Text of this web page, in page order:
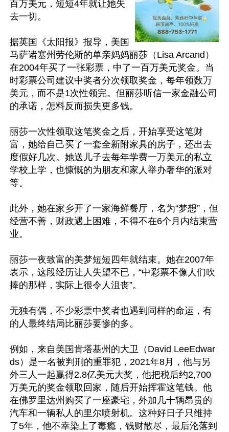
百万美元，短短4年就让她失
去一切。
据英国《太阳报》报导，美国
马萨诸塞州劳伦斯的单亲妈妈丽莎（Lisa Arcand）
在2004年买了一张彩票，中了一百万美元奖金。当
时彩票公司建议中奖者分次领取奖金，每年领数万
美元，而不是1次性领完。但丽莎听信一家金融公司
的承诺，怎料反而损失更多钱。
丽莎一次性领取这笔奖金之后，开始享受这笔财
富，她给自己买了一套全新附家具的房子，还出去
度假好几次。她送儿子去每年学费一万美元的私立
学校上学，也慷慨的为朋友和家人举办奢华的派对
等。
此外，她在家乡开了一家海鲜餐厅，名为“梦想”，但
经营不善，财政遇上困难，不得不在6个月内结束营
业。
丽莎一夜致富的美梦短短四年就结束。她在2007年
表示，这段经历让人失望不已，“中彩票不像人们吹
捧的那样，实际上很令人沮丧”。
无独有偶，不少彩票中奖者也遇到同样的命运，有
的人最终结局比丽莎要惨的多。
例如，来自美国肯塔基州的大卫（David LeeEdwar
ds）是一名被判刑的重罪犯，2021年8月，他与另
外三人一起赢得2.8亿美元大奖，他把税后约2,700
万美元的奖金领取回家，随后开始挥霍这笔钱。他
在佛罗里达州购买了一座豪宅，外加几十辆昂贵的
汽车和一辆私人的里尔喷射机。这种好日子只维持
了5年，他不幸染上了毒瘾，钱财散尽，最后沦落到